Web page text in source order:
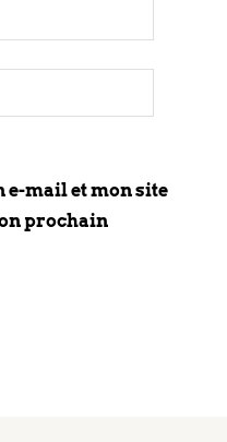
mail et mon site
prochain